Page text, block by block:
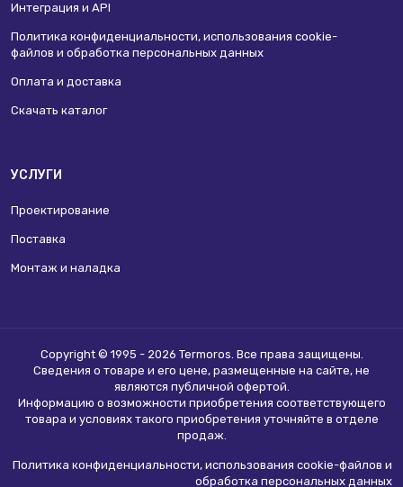
Интеграция и API
Политика конфиденциальности, использования сookie-
файлов и обработка персональных данных
Оплата и доставка
Скачать каталог
УСЛУГИ
Проектирование
Поставка
Монтаж и наладка
Copyright © 1995 - 2026 Termoros. Все права защищены.
Сведения о товаре и его цене, размещенные на сайте, не
являются публичной офертой.
Информацию о возможности приобретения соответствующего
товара и условиях такого приобретения уточняйте в отделе
продаж.
Политика конфиденциальности, использования сookie-файлов и
обработка персональных данных